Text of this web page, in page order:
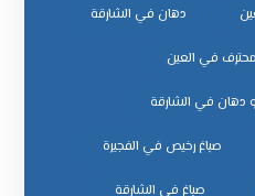
دهان في الشارقة
في العين
دهان في الشارقة
صباغ رخيص في الفجيرة
صباغ في الشارقة